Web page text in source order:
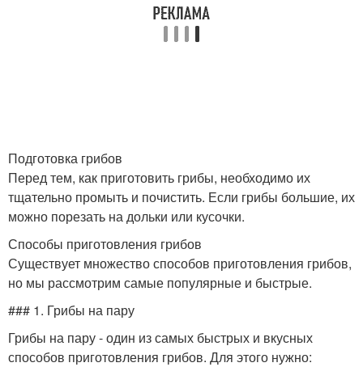
Подготовка грибов
Перед тем, как приготовить грибы, необходимо их
тщательно промыть и почистить. Если грибы большие, их
можно порезать на дольки или кусочки.
Способы приготовления грибов
Существует множество способов приготовления грибов,
но мы рассмотрим самые популярные и быстрые.
### 1. Грибы на пару
Грибы на пару - один из самых быстрых и вкусных
способов приготовления грибов. Для этого нужно: